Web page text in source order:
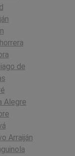
de
Alegre
Arraiján